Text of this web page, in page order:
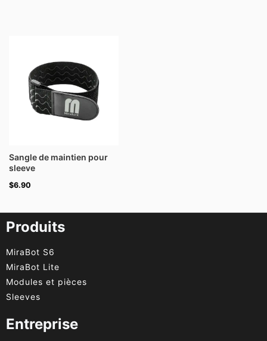
Sangle de maintien pour
sleeve
$6.90
Produits
MiraBot S6
MiraBot Lite
Modules et pièces
Sleeves
Entreprise